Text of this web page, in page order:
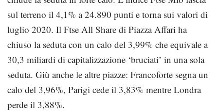
sul terreno il 4,1% a 24.890 punti e torna sui valori di
luglio 2020. Il Ftse All Share di Piazza Affari ha
chiuso la seduta con un calo del 3,99% che equivale a
30,3 miliardi di capitalizzazione ‘bruciati’ in una sola
seduta. Giù anche le altre piazze: Francoforte segna un
calo del 3,96%, Parigi cede il 3,83% mentre Londra
perde il 3,88%.